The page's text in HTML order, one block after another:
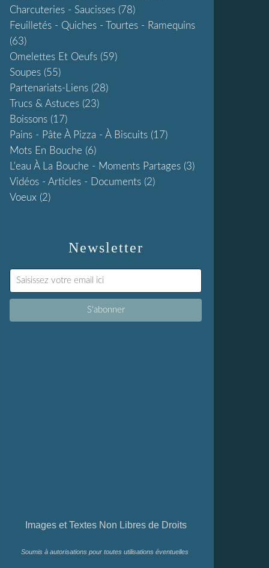
Newsletter
Charcuteries - Saucisses (78)
Feuilletés - Quiches - Tourtes - Ramequins
(63)
Omelettes Et Oeufs (59)
Soupes (55)
Partenariats-Liens (28)
Trucs & Astuces (23)
Boissons (17)
Pains - Pâte À Pizza - À Biscuits (17)
Mots En Bouche (6)
L'eau À La Bouche - Moments Partages (3)
Vidéos - Articles - Documents (2)
Voeux (2)
Images et Textes Non Libres de Droits
Soumis à autorisations pour toutes utilisations éventuelles